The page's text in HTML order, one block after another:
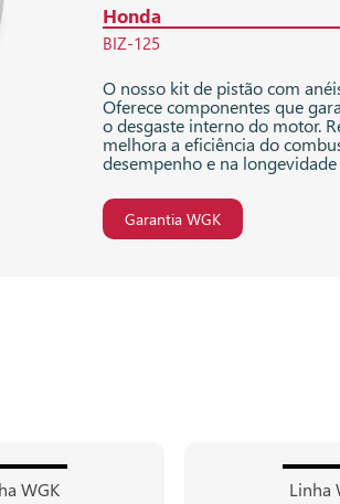
Honda
BIZ-125
O nosso kit de pistão com
Oferece componentes que
o desgaste interno do motor.
melhora a eficiência do
desempenho e na
Garantia WGK
WGK Linha